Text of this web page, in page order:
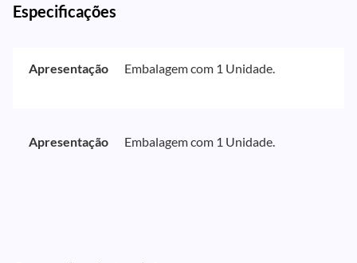
Especificações
Apresentação Embalagem com 1 Unidade.
Apresentação Embalagem com 1 Unidade.